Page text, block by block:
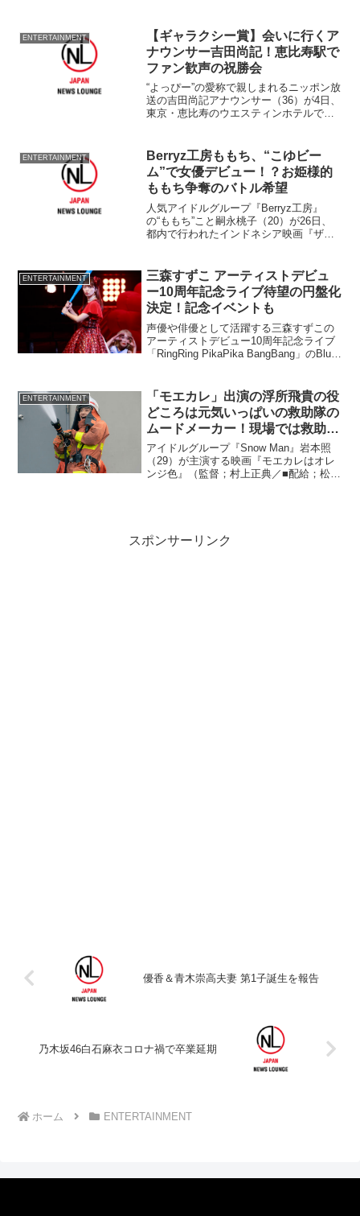
タイで撮り下ろしの他、座談会、パーソ
ナルQ&A ...
ENTERTAINMENT
【ギャラクシー賞】会いに行くア
ナウンサー吉田尚記！恵比寿駅で
ファン歓声の祝勝会
“よっぴー”の愛称で親しまれるニッポン放
送の吉田尚記アナウンサー（36）が4日、
東京・恵比寿のウエスティンホテルで開
た。 吉田アナは1999年同社に入社し、
音楽、ア...
ENTERTAINMENT
Berryz工房ももち、“こゆビー
ム”で女優デビュー！？お姫様的
ももち争奪のバトル希望
人気アイドルグループ『Berryz工房』
の“ももち”こと嗣永桃子（20）が26日、
都内で行われたインドネシア映画『ザ・
に、キャストのイコ・ウワイス（29）、
ヤヤン・ルヒ...
ENTERTAINMENT
三森すずこ アーティストデビュ
ー10周年記念ライブ待望の円盤化
決定！記念イベントも
声優や俳優として活躍する三森すずこの
アーティストデビュー10周年記念ライブ
「RingRing PikaPika BangBang」のBlu-
ENTERTAINMENT
「モエカレ」出演の浮所飛貴の役
どころは元気いっぱいの救助隊の
ムードメーカー！現場では救助隊
員全員にあだ名命名で一体感も
アイドルグループ『Snow Man』岩本照
（29）が主演する映画『モエカレはオレ
ンジ色』（監督；村上正典／■配給；松⽵
スポンサーリンク
優香＆青木崇高夫妻 第1子誕生を報告
乃木坂46白石麻衣コロナ禍で卒業延期
ホーム ENTERTAINMENT